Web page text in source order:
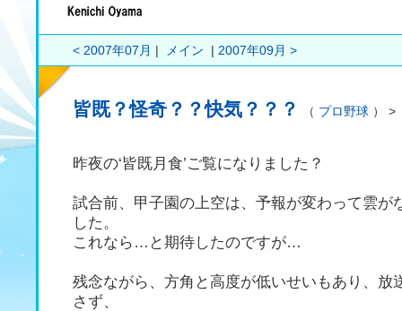
< 2007年07月 メイン 2007年09月 >
皆既？怪奇？？快気？？？ （ プロ野球 ） >
昨夜の‘皆既月食’ご覧になりました？
試合前、甲子園の上空は、予報が変わって雲が
した。
これなら…と期待したのですが…
残念ながら、方角と高度が低いせいもあり、放
さず、